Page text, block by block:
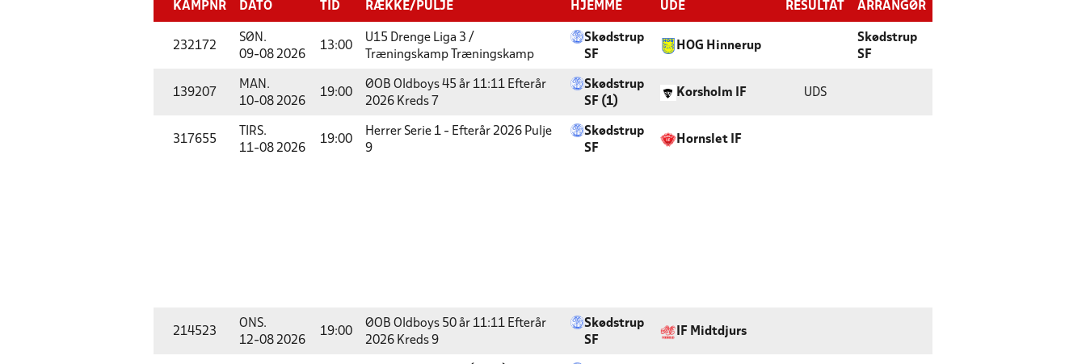
KAMPNR DATO TID RÆKKE/PULJE HJEMME UDE RESULTAT ARRANGØR
232172
SØN.
09-08 2026
13:00
U15 Drenge Liga 3 /
Træningskamp
Træningskamp
Skødstrup
SF
HOG Hinnerup
Skødstrup
SF
139207
MAN.
10-08 2026
19:00
ØOB Oldboys 45 år 11:11 Efterår
2026 Kreds 7
Skødstrup
SF (1)
Korsholm IF UDS
317655
TIRS.
11-08 2026
19:00
Herrer Serie 1 - Efterår 2026 Pulje
9
Skødstrup
SF
Hornslet IF
214523
ONS.
12-08 2026
19:00
ØOB Oldboys 50 år 11:11 Efterår
2026 Kreds 9
Skødstrup
SF
IF Midtdjurs